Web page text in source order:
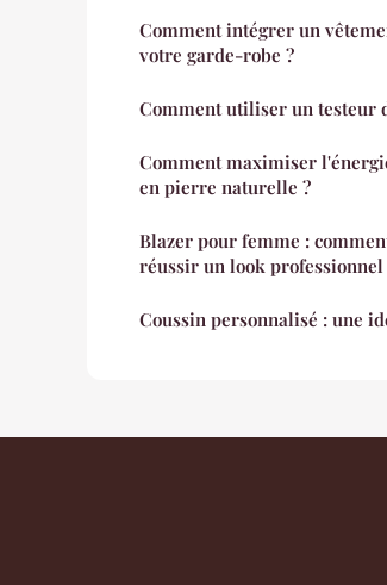
Comment intégrer un
votre garde-robe ?
Comment utiliser un testeur
Comment maximiser
en pierre naturelle ?
Blazer pour femme :
réussir un look professionnel
Coussin personnalisé : une